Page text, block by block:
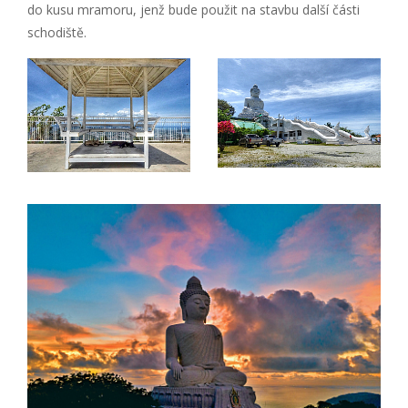
do kusu mramoru, jenž bude použit na stavbu další části
schodiště.